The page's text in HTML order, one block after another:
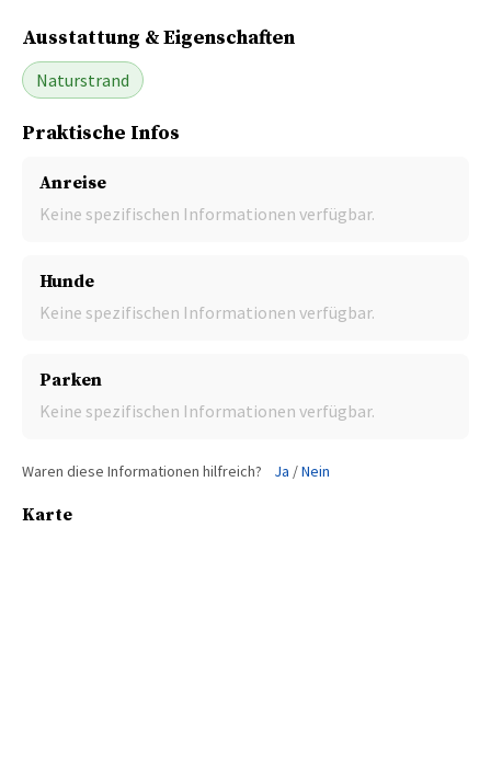
Ausstattung & Eigenschaften
Naturstrand
Praktische Infos
Anreise
Keine spezifischen Informationen verfügbar.
Hunde
Keine spezifischen Informationen verfügbar.
Parken
Keine spezifischen Informationen verfügbar.
Waren diese Informationen hilfreich? Ja /Nein
Karte